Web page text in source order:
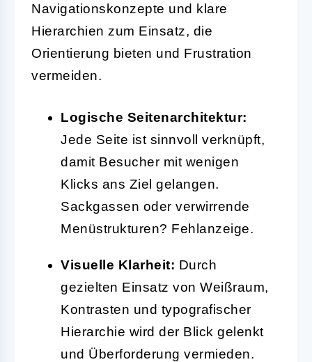
Navigationskonzepte und klare
Hierarchien zum Einsatz, die
Orientierung bieten und Frustration
vermeiden.
Logische Seitenarchitektur:
Jede Seite ist sinnvoll verknüpft,
damit Besucher mit wenigen
Klicks ans Ziel gelangen.
Sackgassen oder verwirrende
Menüstrukturen? Fehlanzeige.
Visuelle Klarheit: Durch
gezielten Einsatz von Weißraum,
Kontrasten und typografischer
Hierarchie wird der Blick gelenkt
und Überforderung vermieden.